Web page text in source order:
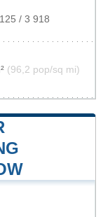
125 / 3 918
(96,2 pop/sq mi)